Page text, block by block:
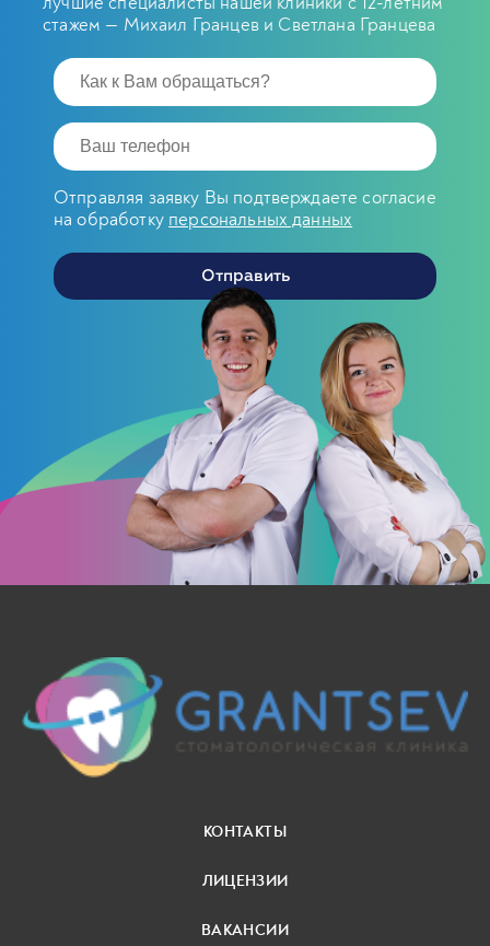
стажем — Михаил Гранцев и Светлана Гранцева
Отправляя заявку Вы подтверждаете согласие
на обработку персональных данных
КОНТАКТЫ
ЛИЦЕНЗИИ
ВАКАНСИИ